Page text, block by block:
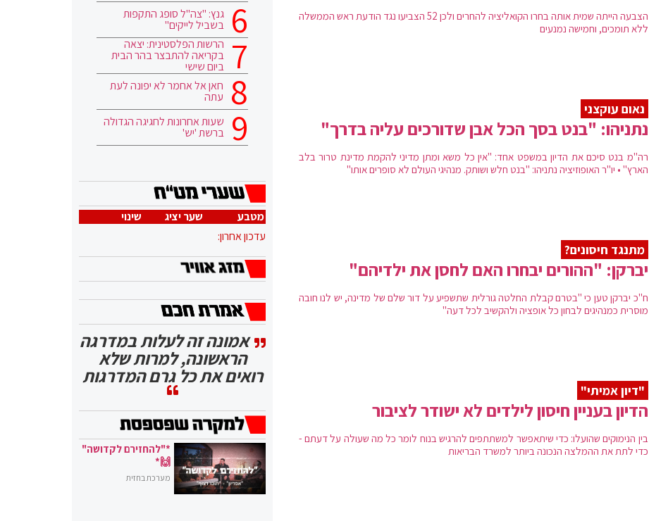
הצבעה הייתה שמית אותה בחרו הקואליציה להחרים ולכן 52 הצביעו נגד הודעת ראש הממשלה
ללא תומכים, וחמישה נמנעים
נאום עוקצני
נתניהו: "בנט בסך הכל אבן שדורכים עליה בדרך"
רה"מ בנט סיכם את הדיון במשפט אחד: "אין כל משא ומתן מדיני להקמת מדינת טרור בלב
הארץ" • יו"ר האופוזיציה נתניהו: "בנט חלש ושותק. מנהיגי העולם לא סופרים אותו"
מתנגד חיסונים?
יברקן: "ההורים יבחרו האם לחסן את ילדיהם"
ח"כ יברקן טען כי "בטרם קבלת החלטה גורלית שתשפיע על דור שלם של מדינה, יש לנו חובה
מוסרית כמנהיגים לבחון כל אופציה ולהקשיב לכל דעה"
"דיון אמיתי"
הדיון בעניין חיסון לילדים לא ישודר לציבור
בין הנימוקים שהועלו: כדי שיתאפשר למשתתפים להרגיש בנוח לומר כל מה שעולה על דעתם -
כדי לתת את ההמלצה הנכונה ביותר למשרד הבריאות
גנץ: "צה"ל סופג התקפות
בשביל לייקים"
הרשות הפלסטינית: יצאה
בקריאה להתבצר בהר הבית
ביום שישי
חאן אל אחמר לא יפונה לעת
עתה
שעות אחרונות לחגיגה הגדולה
ברשת 'יש'
מטבע שער יציג
שינוי
עדכון אחרון:
אמונה זה לעלות במדרגה
הראשונה, למרות שלא
רואים את כל גרם המדרגות
*"להחזירם לקדושה"
🙌*
מערכת בחזית